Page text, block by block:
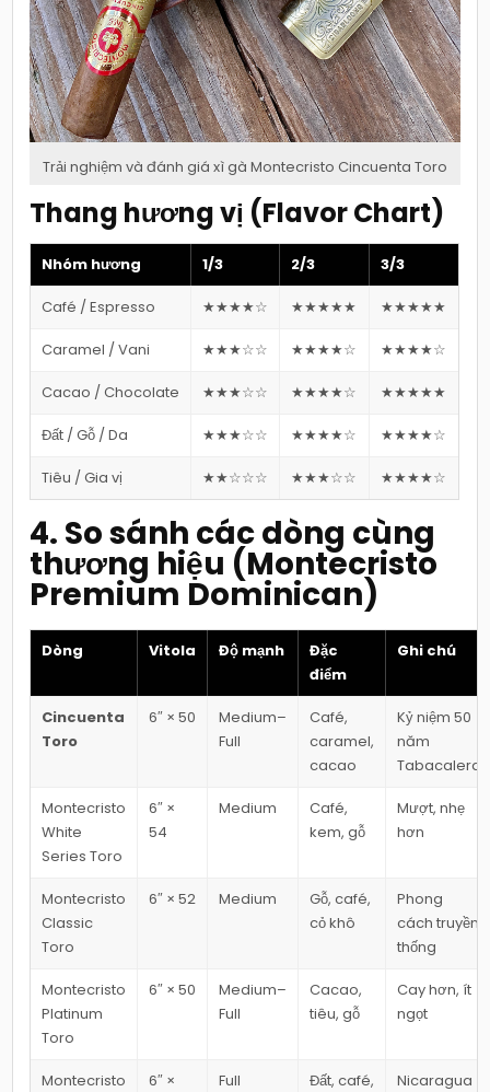
Trải nghiệm và đánh giá xì gà Montecristo Cincuenta Toro
Thang hương vị (Flavor Chart)
Nhóm hương 1/3 2/3 3/3
Café / Espresso ★★★★☆ ★★★★★ ★★★★★
Caramel / Vani ★★★☆☆ ★★★★☆ ★★★★☆
Cacao / Chocolate ★★★☆☆ ★★★★☆ ★★★★★
Đất / Gỗ / Da ★★★☆☆ ★★★★☆ ★★★★☆
Tiêu / Gia vị ★★☆☆☆ ★★★☆☆ ★★★★☆
4. So sánh các dòng cùng
thương hiệu (Montecristo
Premium Dominican)
Dòng Vitola Độ mạnh
Đặc
điểm
Ghi chú
Cincuenta
Toro
6″ × 50
Medium–
Full
Café,
caramel,
cacao
Kỷ niệm 50
năm
Tabacalera
Montecristo
White
Series Toro
6″ ×
54
Medium
Café,
kem, gỗ
Mượt, nhẹ
hơn
Montecristo
Classic
Toro
6″ × 52 Medium
Gỗ, café,
cỏ khô
Phong
cách truyền
thống
Montecristo
Platinum
Toro
6″ × 50
Medium–
Full
Cacao,
tiêu, gỗ
Cay hơn, ít
ngọt
Montecristo
6″ ×
Full
Đất, café,
Nicaragua